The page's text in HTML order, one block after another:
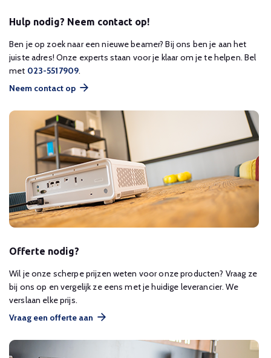
Hulp nodig? Neem contact op!
Ben je op zoek naar een nieuwe beamer? Bij ons ben je aan het
juiste adres! Onze experts staan voor je klaar om je te helpen. Bel
met 023-5517909.
Neem contact op
Offerte nodig?
Wil je onze scherpe prijzen weten voor onze producten? Vraag ze
bij ons op en vergelijk ze eens met je huidige leverancier. We
verslaan elke prijs.
Vraag een offerte aan